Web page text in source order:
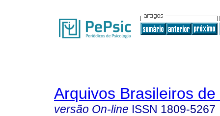
Arquivos Brasileiros
versão On-line ISSN 1809-5267